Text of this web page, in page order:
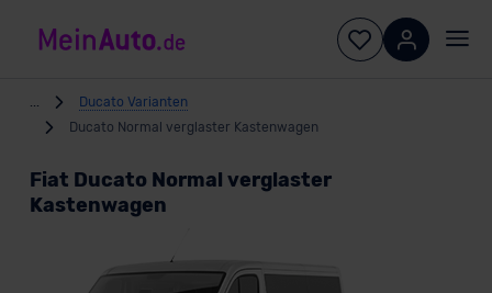
...
Ducato Varianten
Ducato Normal verglaster Kastenwagen
Fiat Ducato Normal verglaster
Kastenwagen